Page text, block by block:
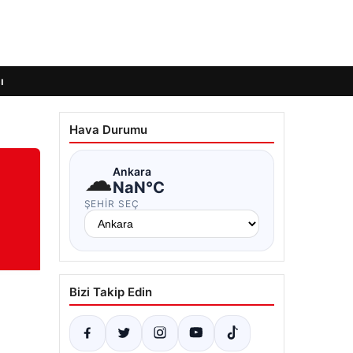
Hava Durumu
☁Ankara
NaN°C
ŞEHIR SEÇ
Bizi Takip Edin